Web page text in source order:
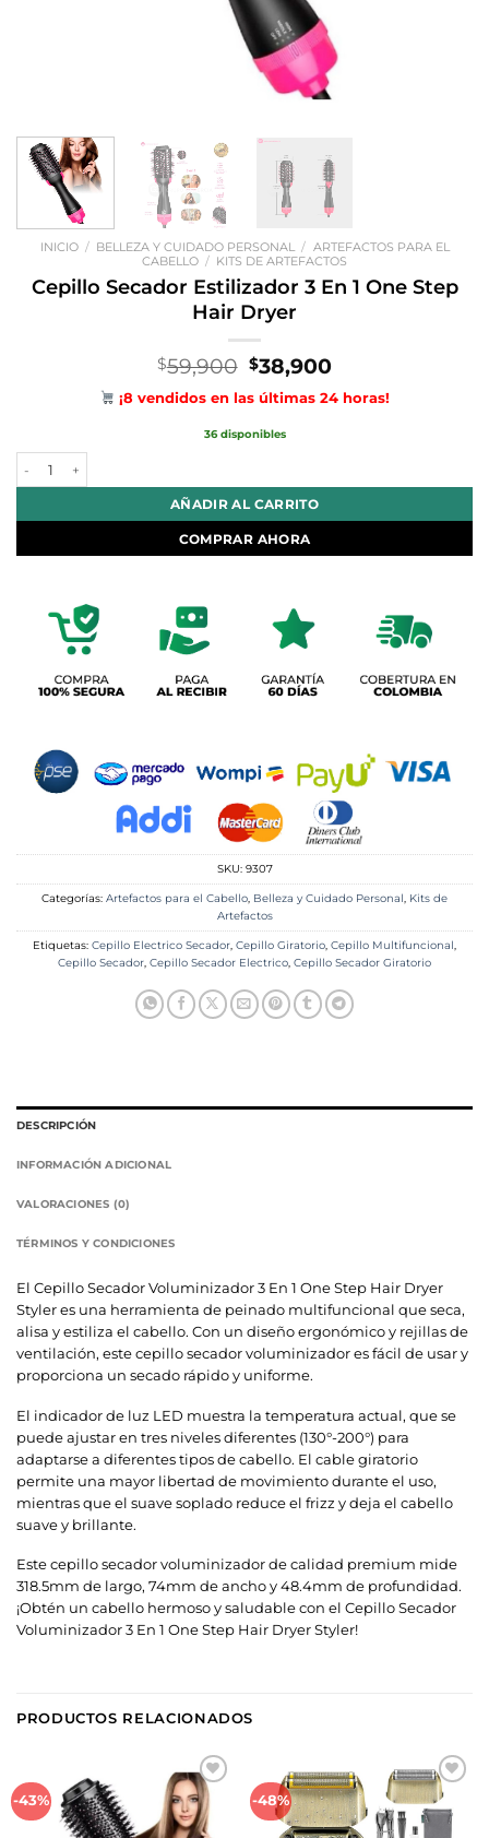
INICIO / BELLEZA Y CUIDADO PERSONAL / ARTEFACTOS PARA EL
CABELLO / KITS DE ARTEFACTOS
Cepillo Secador Estilizador 3 En 1 One Step
Hair Dryer
$59,900 El
precio
original
era:
$38,900El
precio
actual
¡8 vendidos en las últimas 24 horas!
36 disponibles
AÑADIR AL CARRITO
COMPRAR AHORA
SKU: 9307
Categorías: Artefactos para el Cabello, Belleza y Cuidado Personal, Kits de
Artefactos
Etiquetas: Cepillo Electrico Secador, Cepillo Giratorio, Cepillo Multifuncional,
Cepillo Secador, Cepillo Secador Electrico, Cepillo Secador Giratorio
DESCRIPCIÓN
INFORMACIÓN ADICIONAL
VALORACIONES (0)
TÉRMINOS Y CONDICIONES
El Cepillo Secador Voluminizador 3 En 1 One Step Hair Dryer
Styler es una herramienta de peinado multifuncional que seca,
alisa y estiliza el cabello. Con un diseño ergonómico y rejillas de
ventilación, este cepillo secador voluminizador es fácil de usar y
proporciona un secado rápido y uniforme.
El indicador de luz LED muestra la temperatura actual, que se
puede ajustar en tres niveles diferentes (130°-200°) para
adaptarse a diferentes tipos de cabello. El cable giratorio
permite una mayor libertad de movimiento durante el uso,
mientras que el suave soplado reduce el frizz y deja el cabello
suave y brillante.
Este cepillo secador voluminizador de calidad premium mide
318.5mm de largo, 74mm de ancho y 48.4mm de profundidad.
¡Obtén un cabello hermoso y saludable con el Cepillo Secador
Voluminizador 3 En 1 One Step Hair Dryer Styler!
PRODUCTOS RELACIONADOS
-43%
Añadir
a la
lista de
deseos
-48%
Añadir
lista de